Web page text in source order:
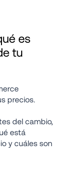
es
tu
precios.
del cambio,
está
y cuáles son